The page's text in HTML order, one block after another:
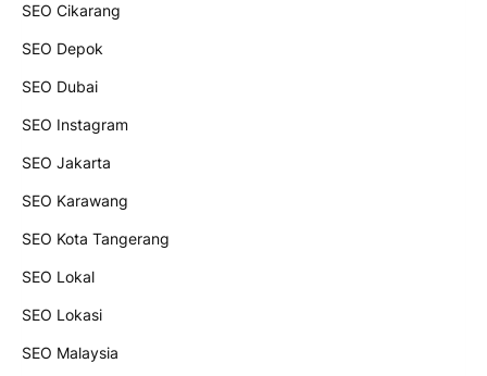
SEO Cikarang
SEO Depok
SEO Dubai
SEO Instagram
SEO Jakarta
SEO Karawang
SEO Kota Tangerang
SEO Lokal
SEO Lokasi
SEO Malaysia